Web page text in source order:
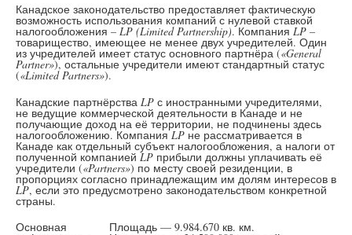
Канадское законодательство предоставляет фактическую
возможность использования компаний с нулевой ставкой
налогообложения – LP (Limited Partnership). Компания LP –
товарищество, имеющее не менее двух учредителей. Один
из учредителей имеет статус основного партнёра («General
Partner»), остальные учредители имеют стандартный статус
(«Limited Partners»).
Канадские партнёрства LP с иностранными учредителями,
не ведущие коммерческой деятельности в Канаде и не
получающие доход на её территории, не подчинены здесь
налогообложению. КомпанияLP не рассматривается в
Канаде как отдельный субъект налогообложения, а налоги от
полученной компанией LP прибыли должны уплачивать её
учредители («Partners») по месту своей резиденции, в
пропорциях согласно принадлежащим им долям интересов в
LP, если это предусмотрено законодательством конкретной
страны.
Основная
Площадь — 9.984.670 кв. км.